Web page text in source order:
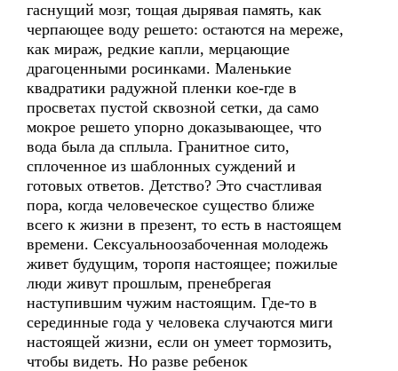
гаснущий мозг, тощая дырявая память, как
черпающее воду решето: остаются на мереже,
как мираж, редкие капли, мерцающие
драгоценными росинками. Маленькие
квадратики радужной пленки кое-где в
просветах пустой сквозной сетки, да само
мокрое решето упорно доказывающее, что
вода была да сплыла. Гранитное сито,
сплоченное из шаблонных суждений и
готовых ответов. Детство? Это счастливая
пора, когда человеческое существо ближе
всего к жизни в презент, то есть в настоящем
времени. Сексуальноозабоченная молодежь
живет будущим, торопя настоящее; пожилые
люди живут прошлым, пренебрегая
наступившим чужим настоящим. Где-то в
серединные года у человека случаются миги
настоящей жизни, если он умеет тормозить,
чтобы видеть. Но разве ребенок